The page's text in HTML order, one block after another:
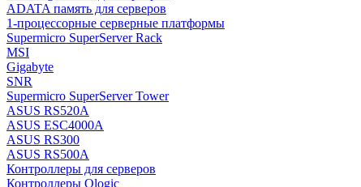
ADATA память для серверов
1-процессорные серверные платформы
Supermicro SuperServer Rack
MSI
Gigabyte
SNR
Supermicro SuperServer Tower
ASUS RS520A
ASUS ESC4000A
ASUS RS300
ASUS RS500A
Контроллеры для серверов
Контроллеры Qlogic